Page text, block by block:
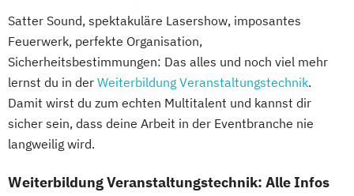
Satter Sound, spektakuläre Lasershow, imposantes
Feuerwerk, perfekte Organisation,
Sicherheitsbestimmungen: Das alles und noch viel mehr
lernst du in der Weiterbildung Veranstaltungstechnik.
Damit wirst du zum echten Multitalent und kannst dir
sicher sein, dass deine Arbeit in der Eventbranche nie
langweilig wird.
Weiterbildung Veranstaltungstechnik: Alle Infos